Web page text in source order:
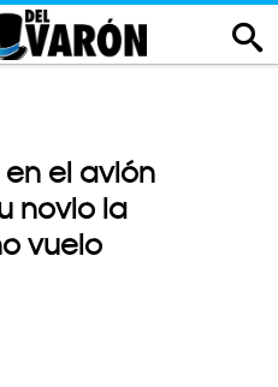
el avión
novio la
vuelo